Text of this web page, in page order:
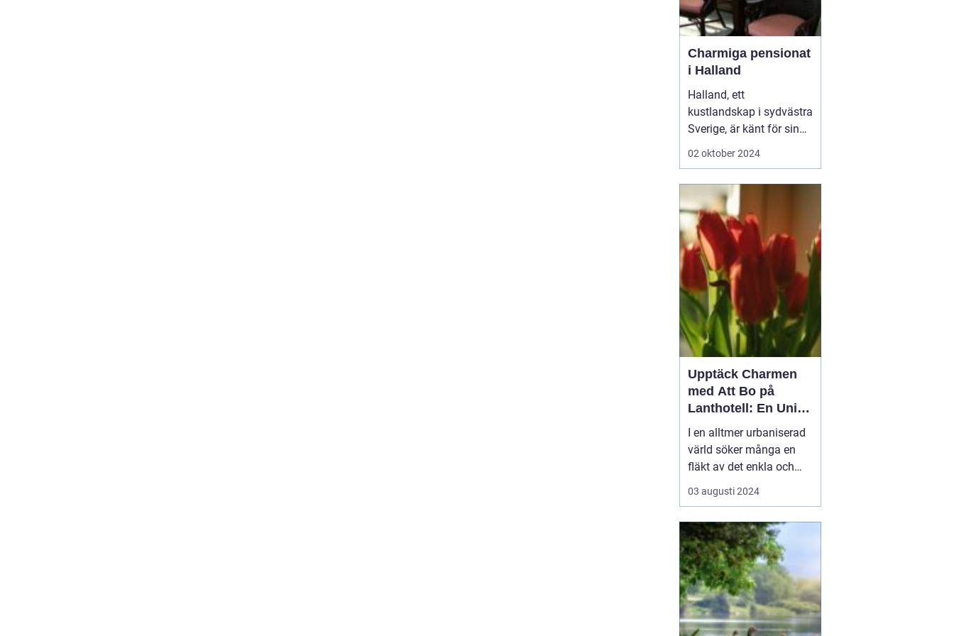
Charmiga pensionat
i Halland
Halland, ett
kustlandskap i sydvästra
Sverige, är känt för sin
vackra natur, långa
Området är en populär
destination för
semesterfirare som
söker lugn och
avkoppling från stadens
brus. Bland Hallands
böljande åk...
02 oktober 2024
Upptäck Charmen
med Att Bo på
Lanthotell: En Unik
Upplevelse på
Smålandstorpet
I en alltmer urbaniserad
värld söker många en
fläkt av det enkla och
naturnära livet. Att
övernatta på ett
fånga just denna
upplevelse - och få en
paus från s...
03 augusti 2024